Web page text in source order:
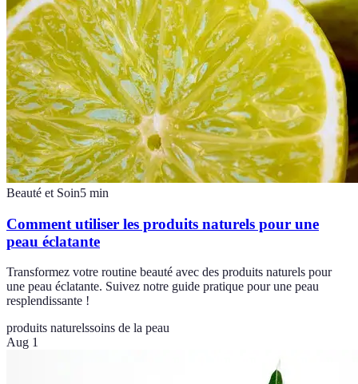
Beauté et Soin5 min
Comment utiliser les produits naturels pour une
peau éclatante
Transformez votre routine beauté avec des produits naturels pour
une peau éclatante. Suivez notre guide pratique pour une peau
resplendissante !
produits naturelssoins de la peau
Aug 1